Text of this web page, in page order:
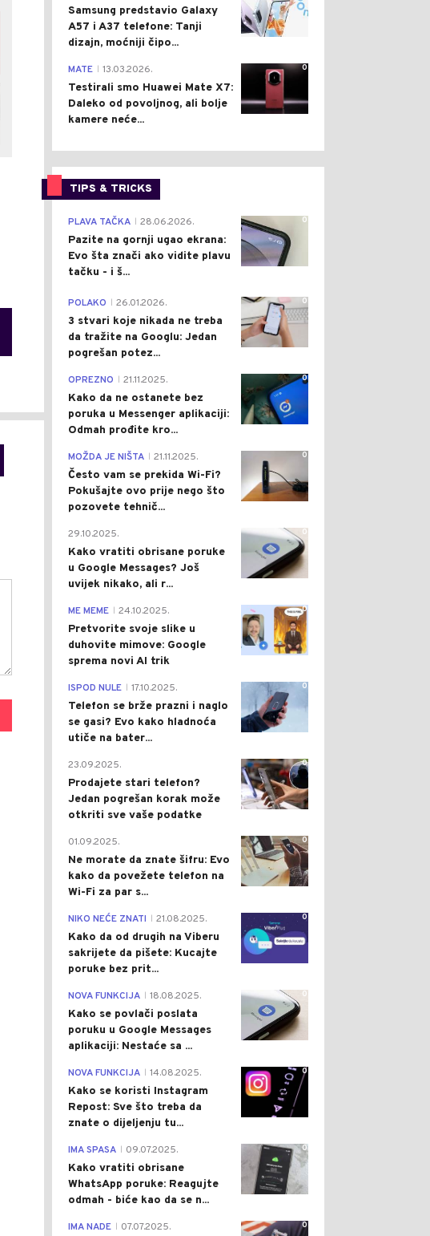
Samsung predstavio Galaxy
A57 i A37 telefone: Tanji
dizajn, moćniji čipo...
0
MATE 13.03.2026.
Testirali smo Huawei Mate X7:
Daleko od povoljnog, ali bolje
kamere neće...
TIPS & TRICKS
0
PLAVA TAČKA 28.06.2026.
Pazite na gornji ugao ekrana:
Evo šta znači ako vidite plavu
tačku - i š...
0
POLAKO 26.01.2026.
3 stvari koje nikada ne treba
da tražite na Googlu: Jedan
pogrešan potez...
0
OPREZNO 21.11.2025.
Kako da ne ostanete bez
poruka u Messenger aplikaciji:
Odmah prođite kro...
0
MOŽDA JE NIŠTA 21.11.2025.
Često vam se prekida Wi-Fi?
Pokušajte ovo prije nego što
pozovete tehnič...
0
29.10.2025.
Kako vratiti obrisane poruke
u Google Messages? Još
uvijek nikako, ali r...
0
ME MEME 24.10.2025.
Pretvorite svoje slike u
duhovite mimove: Google
sprema novi AI trik
0
ISPOD NULE 17.10.2025.
Telefon se brže prazni i naglo
se gasi? Evo kako hladnoća
utiče na bater...
0
23.09.2025.
Prodajete stari telefon?
Jedan pogrešan korak može
otkriti sve vaše podatke
0
01.09.2025.
Ne morate da znate šifru: Evo
kako da povežete telefon na
Wi-Fi za par s...
0
NIKO NEĆE ZNATI 21.08.2025.
Kako da od drugih na Viberu
sakrijete da pišete: Kucajte
poruke bez prit...
0
NOVA FUNKCIJA 18.08.2025.
Kako se povlači poslata
poruku u Google Messages
aplikaciji: Nestaće sa ...
0
NOVA FUNKCIJA 14.08.2025.
Kako se koristi Instagram
Repost: Sve što treba da
znate o dijeljenju tu...
0
IMA SPASA 09.07.2025.
Kako vratiti obrisane
WhatsApp poruke: Reagujte
odmah - biće kao da se n...
0
IMA NADE 07.07.2025.